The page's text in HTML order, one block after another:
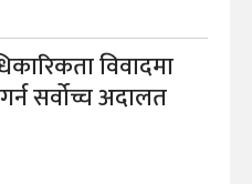
विवादमा
सर्वोच्च अदालत